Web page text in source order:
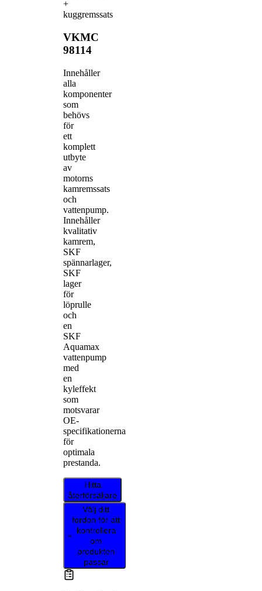
+
kuggremssats
VKMC
98114
Innehåller
alla
komponenter
som
behövs
för
ett
komplett
utbyte
av
motorns
kamremssats
och
vattenpump.
Innehåller
kvalitativ
kamrem,
SKF
spännarlager,
SKF
lager
för
löprulle
och
en
SKF
Aquamax
vattenpump
med
en
kyleffekt
som
motsvarar
OE-
specifikationerna
för
optimala
prestanda.
Hitta
återförsäljare
Välj ditt
fordon för att
kontrollera
om
produkten
passar